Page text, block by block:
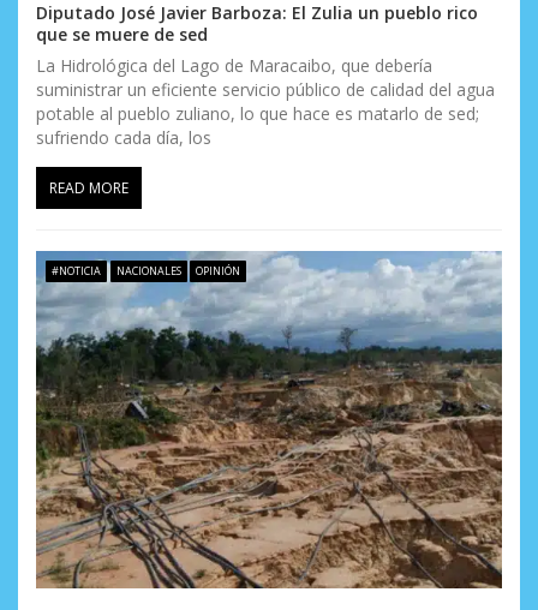
Diputado José Javier Barboza: El Zulia un pueblo rico
que se muere de sed
La Hidrológica del Lago de Maracaibo, que debería
suministrar un eficiente servicio público de calidad del agua
potable al pueblo zuliano, lo que hace es matarlo de sed;
sufriendo cada día, los
READ MORE
#NOTICIA NACIONALES OPINIÓN